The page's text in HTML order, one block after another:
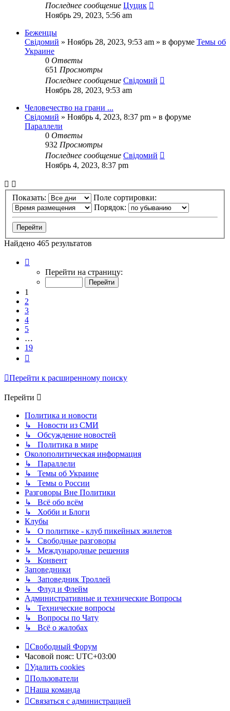
Последнее сообщение Цуцик
Ноябрь 29, 2023, 5:56 am
Беженцы
Свідомий » Ноябрь 28, 2023, 9:53 am » в форуме Темы об
Украине
0 Ответы
651 Просмотры
Последнее сообщение Свідомий
Ноябрь 28, 2023, 9:53 am
Человечество на грани ...
Свідомий » Ноябрь 4, 2023, 8:37 pm » в форуме
Параллели
0 Ответы
932 Просмотры
Последнее сообщение Свідомий
Ноябрь 4, 2023, 8:37 pm
Показать:
Поле сортировки:
Порядок:
Найдено 465 результатов
Перейти на страницу:
1
2
3
4
5
…
19
Перейти к расширенному поиску
Перейти
Политика и новости
↳ Новости из СМИ
↳ Обсуждение новостей
↳ Политика в мире
Околополитическая информация
↳ Параллели
↳ Темы об Украине
↳ Темы о России
Разговоры Вне Политики
↳ Всё обо всём
↳ Хобби и Блоги
Клубы
↳ О политике - клуб пикейных жилетов
↳ Свободные разговоры
↳ Международные решения
↳ Конвент
Заповедники
↳ Заповедник Троллей
↳ Флуд и Флейм
Административные и технические Вопросы
↳ Технические вопросы
↳ Вопросы по Чату
↳ Всё о жалобах
Свободный Форум
Часовой пояс: UTC+03:00
Удалить cookies
Пользователи
Наша команда
Связаться с администрацией